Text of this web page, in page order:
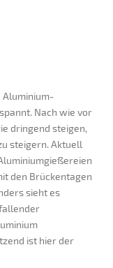
Aluminium-
Nach wie vor
dringend steigen,
steigern. Aktuell
den Brückentagen
sieht es
ist hier der